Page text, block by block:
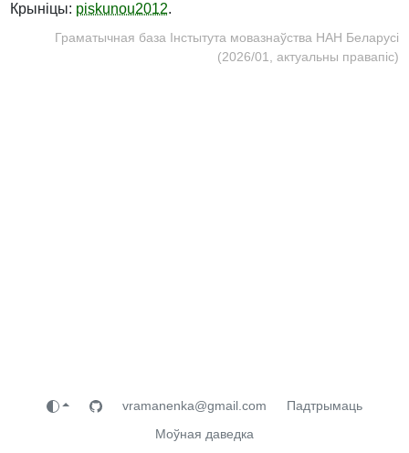
Крыніцы: piskunou2012.
Граматычная база Інстытута мовазнаўства НАН Беларусі
(2026/01, актуальны правапіс)
vramanenka@gmail.com
Падтрымаць
Моўная даведка